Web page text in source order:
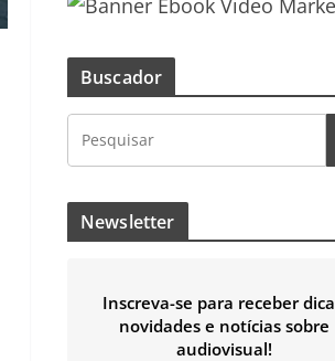
Buscador
Newsletter
Inscreva-se para receber
novidades e notícias sobre
audiovisual!